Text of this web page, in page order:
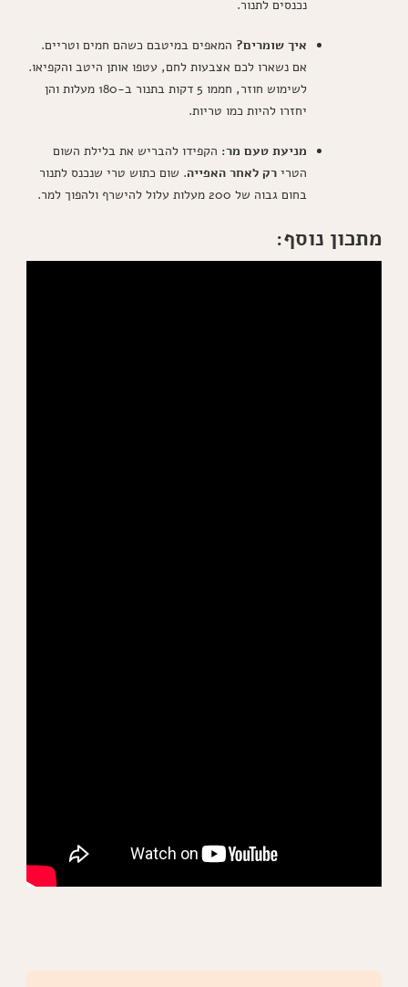
נכנסים לתנור.
איך שומרים? המאפים במיטבם כשהם חמים וטריים.
אם נשארו לכם אצבעות לחם, עטפו אותן היטב והקפיאו.
לשימוש חוזר, חממו 5 דקות בתנור ב-180 מעלות והן
יחזרו להיות כמו טריות.
מניעת טעם מר: הקפידו להבריש את בלילת השום
הטרי רק לאחר האפייה. שום כתוש טרי שנכנס לתנור
בחום גבוה של 200 מעלות עלול להישרף ולהפוך למר.
מתכון נוסף: